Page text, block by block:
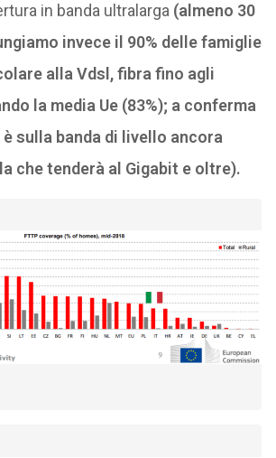
in banda ultralarga (almeno 30
invece il 90% delle famiglie
alla Vdsl, fibra fino agli
la media Ue (83%); a conferma
sulla banda di livello ancora
che tenderà al Gigabit e oltre).